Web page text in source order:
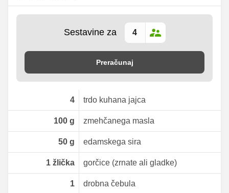
Sestavine za
Preračunaj
4 trdo kuhana jajca
100g zmehčanega masla
50g edamskega sira
1žlička gorčice (zrnate ali gladke)
1 drobna čebula